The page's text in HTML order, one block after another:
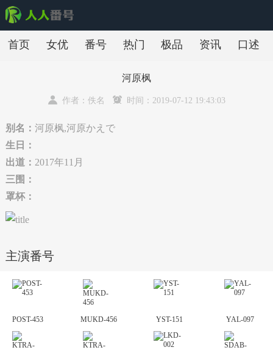
首页 女优 番号 热门 极品 资讯 口述
河原枫
作者：佚名 时间：2019-07-12 19:43:03
别名： 河原枫,河原かえで
生日：
出道： 2017年11月
三围：
罩杯：
主演番号
POST-453 MUKD-456 YST-151 YAL-097